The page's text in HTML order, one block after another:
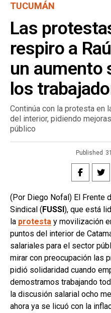
TUCUMÁN
Las
respiro a
un aumento
los
Continúa con la protesta en
del interior, pidiendo
público
Published
(Por Diego Nofal) El Frente
Sindical ( FUSSI ), que está
la protesta y movilización
puntos del interior de
salariales para el sector
mirar con preocupación las
pidió solidaridad cuando
demostramos trabajando
la discusión salarial ocho
ahora ya se licuó con la